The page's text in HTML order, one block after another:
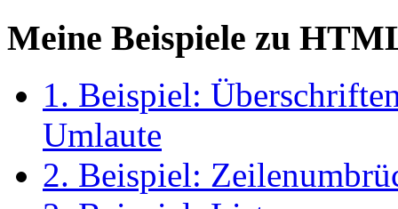
Meine Beispiele zu
1. Beispiel:
Umlaute
2. Beispiel: